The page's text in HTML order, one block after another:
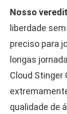
Nosso
liberdade
preciso para
longas
Cloud Stinger
qualidade de